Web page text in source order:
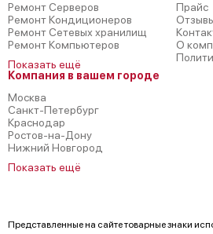
Ремонт Серверов
Ремонт Кондиционеров
Ремонт Сетевых хранилищ
Ремонт Компьютеров
Показать ещё
Компания в вашем городе
Москва
Санкт-Петербург
Краснодар
Ростов-на-Дону
Нижний Новгород
Показать ещё
Прайс
О
Представленные на сайте товарные знаки